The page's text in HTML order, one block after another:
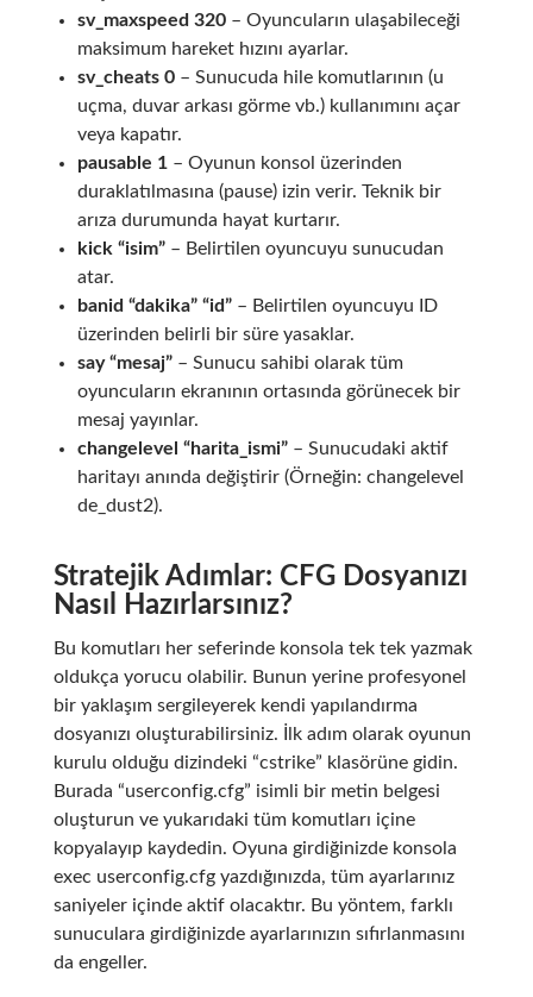
sv_maxspeed 320– Oyuncuların ulaşabileceği
maksimum hareket hızını ayarlar.
sv_cheats 0– Sunucuda hile komutlarının (u
uçma, duvar arkası görme vb.) kullanımını açar
veya kapatır.
pausable 1– Oyunun konsol üzerinden
duraklatılmasına (pause) izin verir. Teknik bir
arıza durumunda hayat kurtarır.
kick “isim”– Belirtilen oyuncuyu sunucudan
atar.
banid “dakika” “id”– Belirtilen oyuncuyu ID
üzerinden belirli bir süre yasaklar.
say “mesaj”– Sunucu sahibi olarak tüm
oyuncuların ekranının ortasında görünecek bir
mesaj yayınlar.
changelevel “harita_ismi”– Sunucudaki aktif
haritayı anında değiştirir (Örneğin: changelevel
de_dust2).
Stratejik Adımlar: CFG Dosyanızı
Nasıl Hazırlarsınız?
Bu komutları her seferinde konsola tek tek yazmak
oldukça yorucu olabilir. Bunun yerine profesyonel
bir yaklaşım sergileyerek kendi yapılandırma
dosyanızı oluşturabilirsiniz. İlk adım olarak oyunun
kurulu olduğu dizindeki “cstrike” klasörüne gidin.
Burada “userconfig.cfg” isimli bir metin belgesi
oluşturun ve yukarıdaki tüm komutları içine
kopyalayıp kaydedin. Oyuna girdiğinizde konsola
exec userconfig.cfgyazdığınızda, tüm ayarlarınız
saniyeler içinde aktif olacaktır. Bu yöntem, farklı
sunuculara girdiğinizde ayarlarınızın sıfırlanmasını
da engeller.